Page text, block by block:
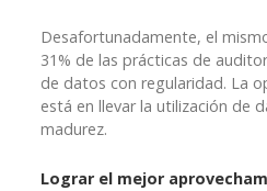
Desafortunadamente, el
31% de las prácticas de
de datos con regularidad. La
está en llevar la utilización de
madurez.
Lograr el mejor